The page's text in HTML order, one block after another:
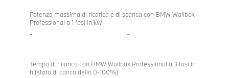
Potenza massima di ricarica e di scarica con BMW Wallbox
Professional a 1 fasi in kW
- -
Tempo di ricarica con BMW Wallbox Professional a 3 fasi in
h (stato di carica dello 0-100%)